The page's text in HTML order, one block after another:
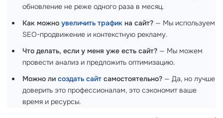
обновление не реже одного раза в месяц.
Как можно увеличить трафик на сайт? — Мы используем
SEO-продвижение и контекстную рекламу.
Что делать, если у меня уже есть сайт? — Мы можем
провести анализ и предложить оптимизацию.
Можно ли создать сайт самостоятельно? — Да, но лучше
доверить это профессионалам, это сэкономит ваше
время и ресурсы.